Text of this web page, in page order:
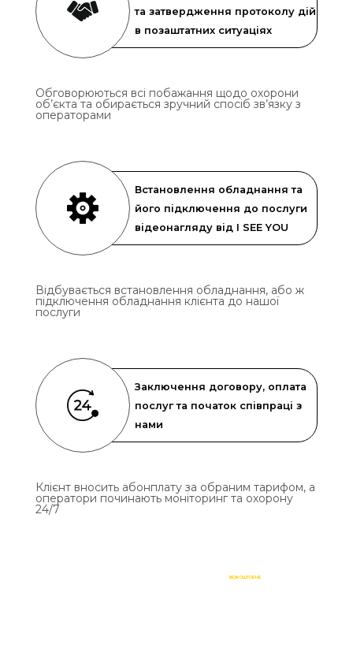
та затвердження протоколу дій
в позаштатних ситуаціях
Обговорюються всі побажання щодо охорони
об’єкта та обирається зручний спосіб зв’язку з
операторами
Встановлення обладнання та
його підключення до послуги
відеонагляду від I SEE YOU
Відбувається встановлення обладнання, або ж
підключення обладнання клієнта до нашої
послуги
Заключення договору, оплата
послуг та початок співпраці з
нами
Клієнт вносить абонплату за обраним тарифом, а
оператори починають моніторинг та охорону
24/7
БЕЗКОШТОВНЕ